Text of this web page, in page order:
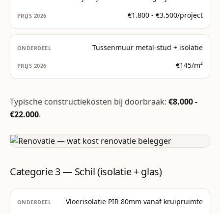
€1.800 - €3.500/project
Tussenmuur metal-stud + isolatie
€145/m²
Typische constructiekosten bij doorbraak: €8.000 -
€22.000.
Categorie 3 — Schil (isolatie + glas)
Vloerisolatie PIR 80mm vanaf kruipruimte